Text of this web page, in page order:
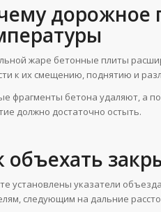
дорожное
жаре бетонные плиты
к их смещению, поднятию и
фрагменты бетона удаляют, а
должно достаточно остыть.
объехать
установлены указатели
следующим на дальние